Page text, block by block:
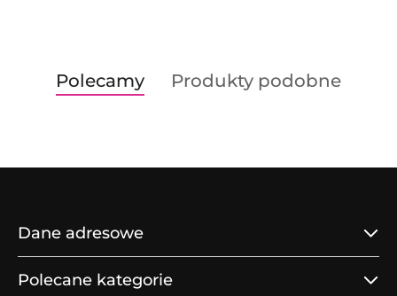
Pomiń karuzelę produktów
Produkty
o
Polecamy
Produkty
Produkty podobne
Dane adresowe
Polecane kategorie